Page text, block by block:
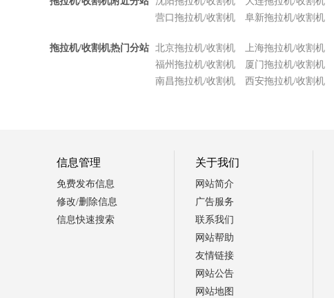
营口拖拉机/收割机
阜新拖拉机/收割机
拖拉机/收割机热门分站 北京拖拉机/收割机 上海拖拉机/收割机
福州拖拉机/收割机
厦门拖拉机/收割机
南昌拖拉机/收割机
西安拖拉机/收割机
信息管理
免费发布信息
修改/删除信息
信息快速搜索
关于我们
网站简介
广告服务
联系我们
网站帮助
友情链接
网站公告
网站地图